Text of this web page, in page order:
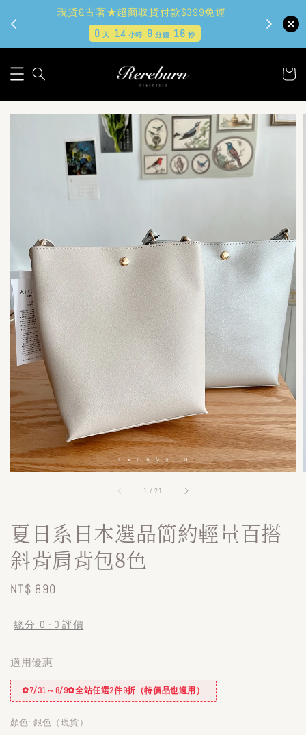
現貨&古著★超商取貨付款$399免運
0天 14 小時 9分鐘 14秒
1 /21
夏日系日本選品簡約輕量百搭
斜背肩背包8色
Regular
NT$ 890
總分: 0 - 0 評價
適用優惠
✿7/31～8/9✿全站任選2件9折（特價品也適用）
顏色: 銀色（現貨）